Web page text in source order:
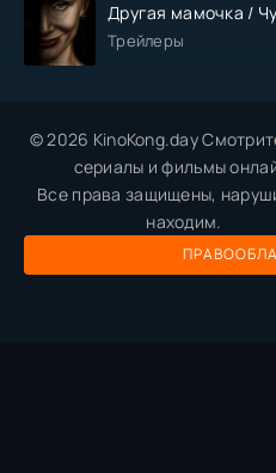
Другая мамочка /
Трейлеры
© 2026 KinoKong.day
сериалы и фильмы
Все права защищены,
находим.